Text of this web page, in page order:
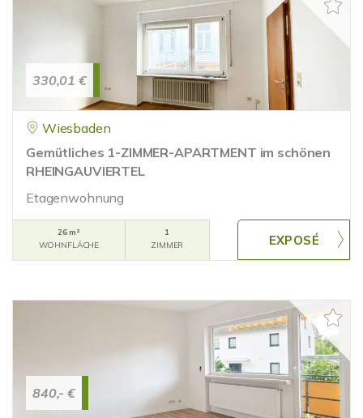
330,01 €
Wiesbaden
Gemütliches 1-ZIMMER-APARTMENT im schönen
RHEINGAUVIERTEL
Etagenwohnung
26 m²
WOHNFLÄCHE
1
ZIMMER
840,- €